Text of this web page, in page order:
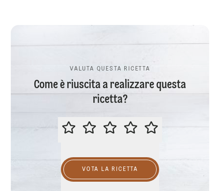
VALUTA QUESTA RICETTA
Come è riuscita a realizzare questa
ricetta?
VALUTA QUESTA RICETTA
VOTA LA RICETTA